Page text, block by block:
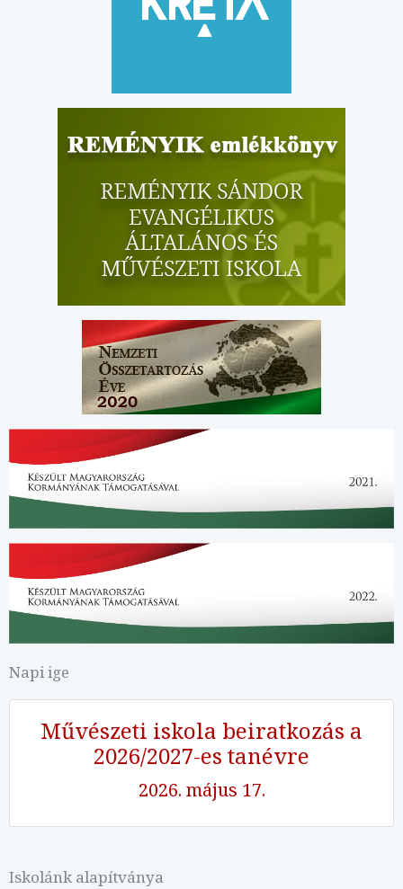
Napi ige
Művészeti iskola beiratkozás a
2026/2027-es tanévre
2026. május 17.
Iskolánk alapítványa